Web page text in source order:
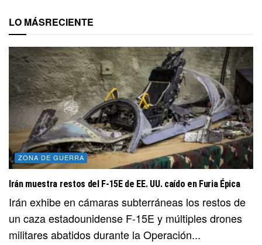
LO MÁSRECIENTE
ZONA DE GUERRA
Irán muestra restos del F-15E de EE. UU. caído en Furia Épica
Irán exhibe en cámaras subterráneas los restos de
un caza estadounidense F-15E y múltiples drones
militares abatidos durante la Operación...